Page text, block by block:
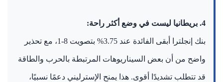
4. بريطانيا ليست في وضع أكثر راحة:
بنك إنجلترا أبقى الفائدة عند 3.75% بتصويت 8-1، مع تحذير
واضح من أن بعض السيناريوهات المرتبطة بالحرب والطاقة
قد تتطلب تشديدًا أقوى. هذا يمنح الإسترليني دعمًا نسبيًا،